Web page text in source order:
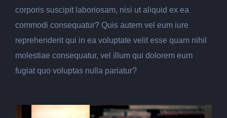
corporis suscipit laboriosam, nisi ut aliquid ex ea
commodi consequatur? Quis autem vel eum iure
reprehenderit qui in ea voluptate velit esse quam nihil
molestiae consequatur, vel illum qui dolorem eum
fugiat quo voluptas nulla pariatur?